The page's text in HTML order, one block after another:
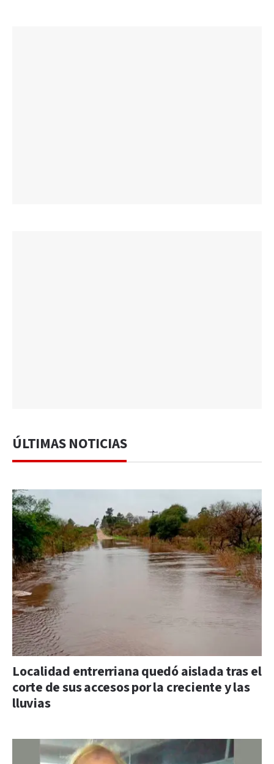
ÚLTIMAS NOTICIAS
Localidad entrerriana quedó aislada tras el
corte de sus accesos por la creciente y las
lluvias